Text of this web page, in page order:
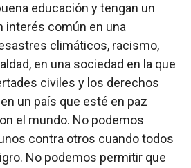
educación y tengan un
interés común en una
climáticos, racismo,
en una sociedad en la que
civiles y los derechos
un país que esté en paz
el mundo. No podemos
contra otros cuando todos
No podemos permitir que